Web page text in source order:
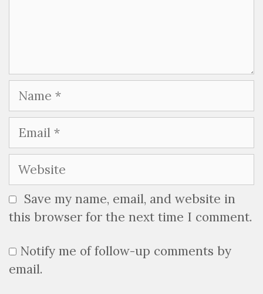
Name
Email
Website
Save my name, email, and website in
this browser for the next time I comment.
Notify me of follow-up comments by
email.